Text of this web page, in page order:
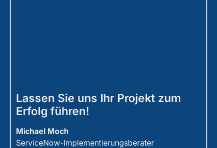
Lassen Sie uns Ihr Projekt zum
Erfolg führen!
Michael Moch
ServiceNow-Implementierungsberater